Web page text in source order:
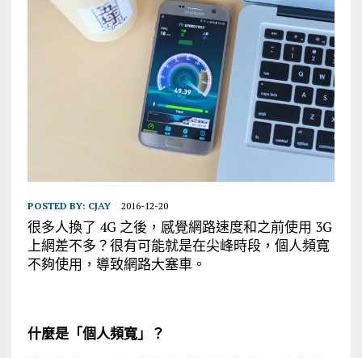
POSTED BY: CJAY 2016-12-20
很多人換了 4G 之後，感覺網路速度和之前使用 3G
上網差不多？很有可能就是在尖峰時段，個人頻寬
不夠使用，導致網路大塞車。
什麼是「個人頻寬」？